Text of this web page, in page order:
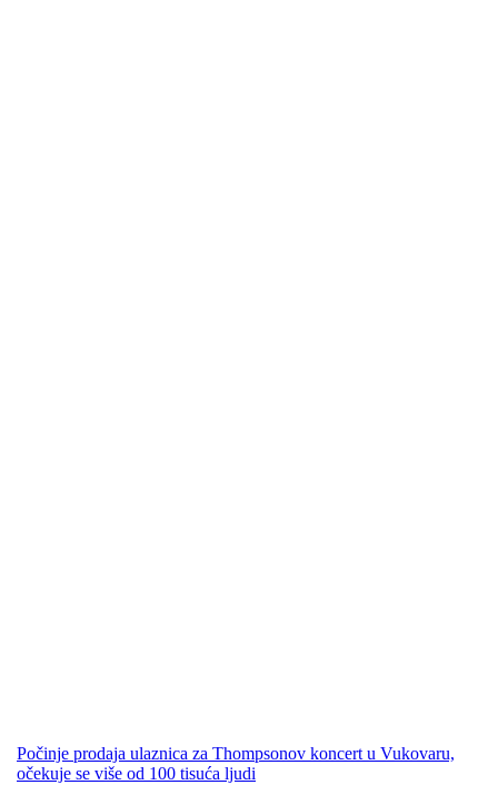
Počinje prodaja ulaznica za Thompsonov koncert u Vukovaru,
očekuje se više od 100 tisuća ljudi